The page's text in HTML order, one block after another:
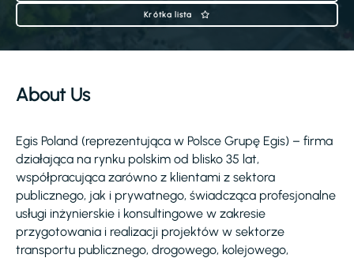
Krótka lista
About Us
Egis Poland (reprezentująca w Polsce Grupę Egis) – firma
działająca na rynku polskim od blisko 35 lat,
współpracująca zarówno z klientami z sektora
publicznego, jak i prywatnego, świadcząca profesjonalne
usługi inżynierskie i konsultingowe w zakresie
przygotowania i realizacji projektów w sektorze
transportu publicznego, drogowego, kolejowego,